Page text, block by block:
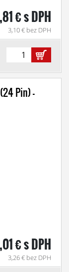
€ s DPH
3,10 € bez DPH
Pin) -
€ s DPH
3,26 € bez DPH